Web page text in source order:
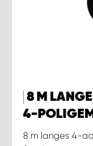
8 M
4-
8 m langes 4-